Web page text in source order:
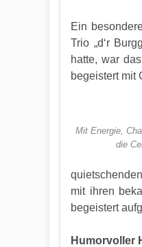
Ein
Trio „d‘r
hatte, war
begeistert mit
Mit Energie,
die
mit ihren
begeistert
Humorvoller